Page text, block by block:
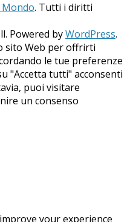
. Tutti i diritti
Powered byWordPress.
sito Web per offrirti
le tue preferenze
"Accetta tutti" acconsenti
puoi visitare
un consenso
your experience